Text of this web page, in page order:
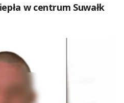
w centrum Suwałk